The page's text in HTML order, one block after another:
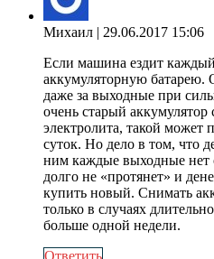
Михаил | 29.06.2017 15:06
Если машина ездит
аккумуляторную батарею.
даже за выходные при
очень старый
электролита, такой может
суток. Но дело в том, что
ним каждые выходные нет
долго не «протянет» и
купить новый. Снимать
только в случаях
больше одной недели.
Ответить